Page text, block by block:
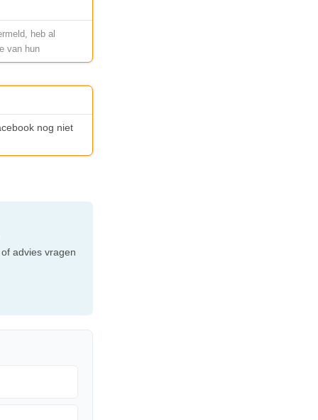
heb al
van hun
nog niet
advies vragen